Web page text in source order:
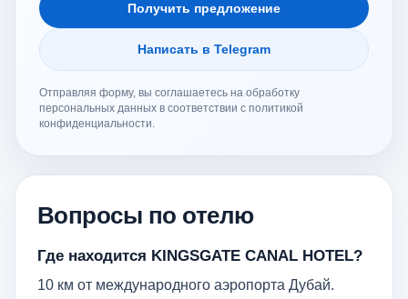
Получить предложение
Написать в Telegram
Отправляя форму, вы соглашаетесь на обработку
персональных данных в соответствии с политикой
конфиденциальности.
Вопросы по отелю
Где находится KINGSGATE CANAL HOTEL?
10 км от международного аэропорта Дубай.